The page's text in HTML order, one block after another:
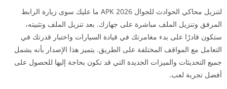
لتنزيل محاكي الحوادث للجوال APK 2026 ما عليك سوى زيارة الرابط
المرفق وتنزيل الملف مباشرة على جهازك. بعد تنزيل الملف وتثبيته،
ستكون قادرًا على بدء مغامرتك في قيادة السيارات واختبار قدرتك في
التعامل مع المواقف المختلفة على الطريق. يتميز هذا الإصدار بأنه يشمل
جميع التحديثات والميزات الجديدة التي قد تكون بحاجة إليها للحصول على
أفضل تجربة لعب.